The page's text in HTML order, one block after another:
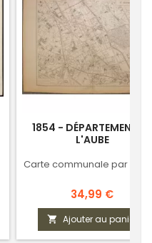
1854 - DÉPARTEMENT DE
L'AUBE
Carte communale par
Prix
34,99 €
 Ajouter au panier